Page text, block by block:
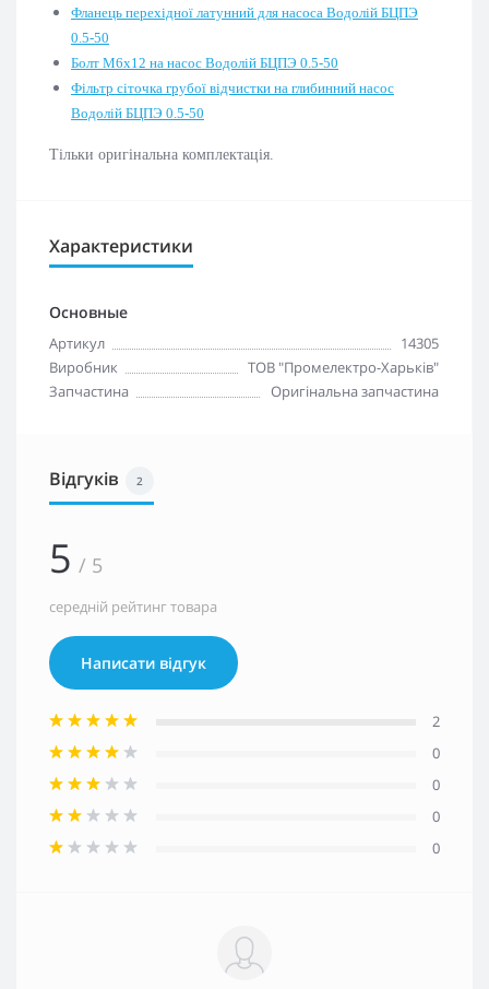
Фланець перехідної латунний для насоса Водолій БЦПЭ
0.5-50
Болт М6х12 на насос Водолій БЦПЭ 0.5-50
Фільтр сіточка грубої відчистки на глибинний насос
Водолій БЦПЭ 0.5-50
Тільки оригінальна комплектація.
Характеристики
Основные
Артикул
14305
Виробник
ТОВ "Промелектро-Харьків"
Запчастина
Оригінальна запчастина
Відгуків 2
5 / 5
середній рейтинг товара
Написати відгук
2
0
0
0
0